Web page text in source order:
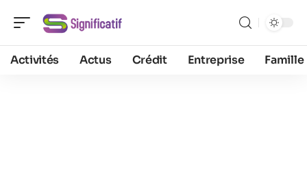
Activités Actus Crédit Entreprise Famille